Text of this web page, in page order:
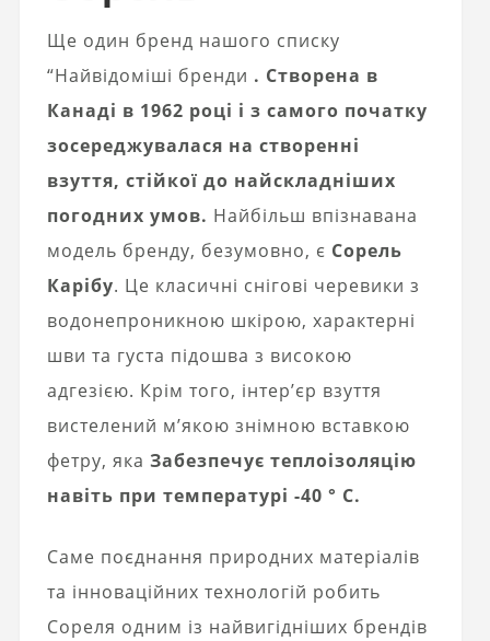
Ще один бренд нашого списку
“Найвідоміші бренди . Створена в
Канаді в 1962 році і з самого початку
зосереджувалася на створенні
взуття, стійкої до найскладніших
погодних умов. Найбільш впізнавана
модель бренду, безумовно, є Сорель
Карібу. Це класичні снігові черевики з
водонепроникною шкірою, характерні
шви та густа підошва з високою
адгезією. Крім того, інтер’єр взуття
вистелений м’якою знімною вставкою
фетру, яка Забезпечує теплоізоляцію
навіть при температурі -40 ° С.
Саме поєднання природних матеріалів
та інноваційних технологій робить
Сореля одним із найвигідніших брендів